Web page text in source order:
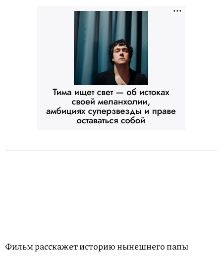
Фильм расскажет историю нынешнего папы